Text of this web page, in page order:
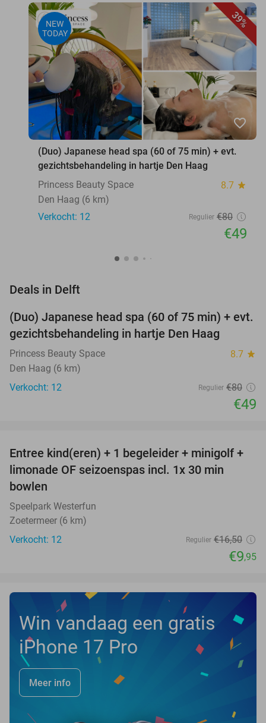
39%
NEW
TODAY
favorite_border
(Duo) Japanese head spa (60 of 75 min) + evt.
gezichtsbehandeling in hartje Den Haag
Princess Beauty Space
8.7 star
Den Haag (6 km)
Verkocht: 12
Regulier €80
€49
Deals in Delft
39%
NEW
TODAY
(Duo) Japanese head spa (60 of 75 min) + evt.
gezichtsbehandeling in hartje Den Haag
Princess Beauty Space 8.7 star
Den Haag (6 km)
Verkocht: 12
Regulier €80
€49
40%
TODAY
Entree kind(eren) + 1 begeleider + minigolf +
limonade OF seizoenspas incl. 1x 30 min
bowlen
Speelpark Westerfun
Zoetermeer (6 km)
Verkocht: 12
Regulier €16,50
€9,95
Win vandaag een gratis
iPhone 17 Pro
Meer info